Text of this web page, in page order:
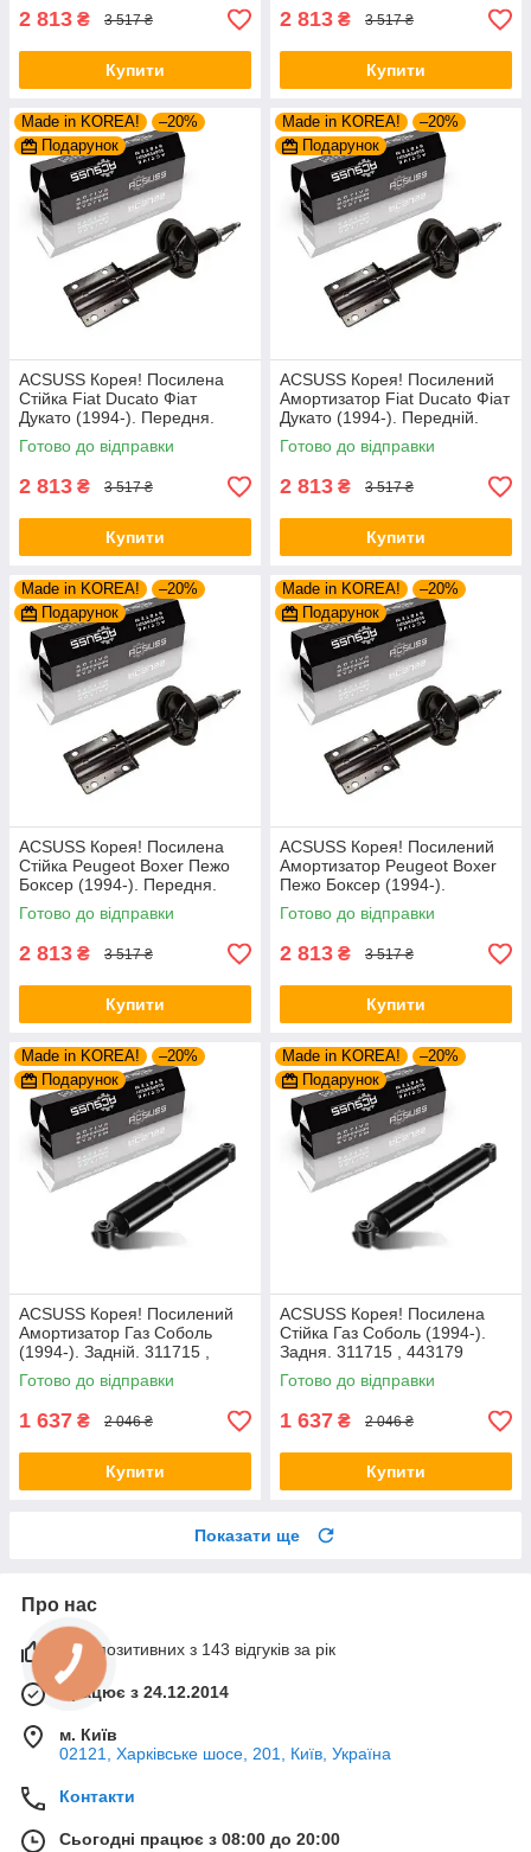
2 813 ₴ 3 517 ₴
Купити
2 813 ₴ 3 517 ₴
Купити
Made in KOREA!
–20%
Подарунок
ACSUSS Корея! Посилена
Стійка Fiat Ducato Фіат
Дукато (1994-). Передня.
Шток 25mm. 280975 , 635853
Готово до відправки
2 813 ₴ 3 517 ₴
Купити
Made in KOREA!
–20%
Подарунок
ACSUSS Корея! Посилений
Амортизатор Fiat Ducato Фіат
Дукато (1994-). Передній.
Шток 25mm. 280975 , 635853
Готово до відправки
2 813 ₴ 3 517 ₴
Купити
Made in KOREA!
–20%
Подарунок
ACSUSS Корея! Посилена
Стійка Peugeot Boxer Пежо
Боксер (1994-). Передня.
Шток 25mm. 280975 , 635853
Готово до відправки
2 813 ₴ 3 517 ₴
Купити
Made in KOREA!
–20%
Подарунок
ACSUSS Корея! Посилений
Амортизатор Peugeot Boxer
Пежо Боксер (1994-).
Передній. Шток 25mm.
280975 , 635853
Готово до відправки
2 813 ₴ 3 517 ₴
Купити
Made in KOREA!
–20%
Подарунок
ACSUSS Корея! Посилений
Амортизатор Газ Соболь
(1994-). Задній. 311715 ,
443179
Готово до відправки
1 637 ₴ 2 046 ₴
Купити
Made in KOREA!
–20%
Подарунок
ACSUSS Корея! Посилена
Стійка Газ Соболь (1994-).
Задня. 311715 , 443179
Готово до відправки
1 637 ₴ 2 046 ₴
Купити
Показати ще
Про нас
99% позитивних з 143 відгуків за рік
Працює з 24.12.2014
м. Київ
02121, Харківське шосе, 201, Київ, Україна
Контакти
Сьогодні працює з 08:00 до 20:00